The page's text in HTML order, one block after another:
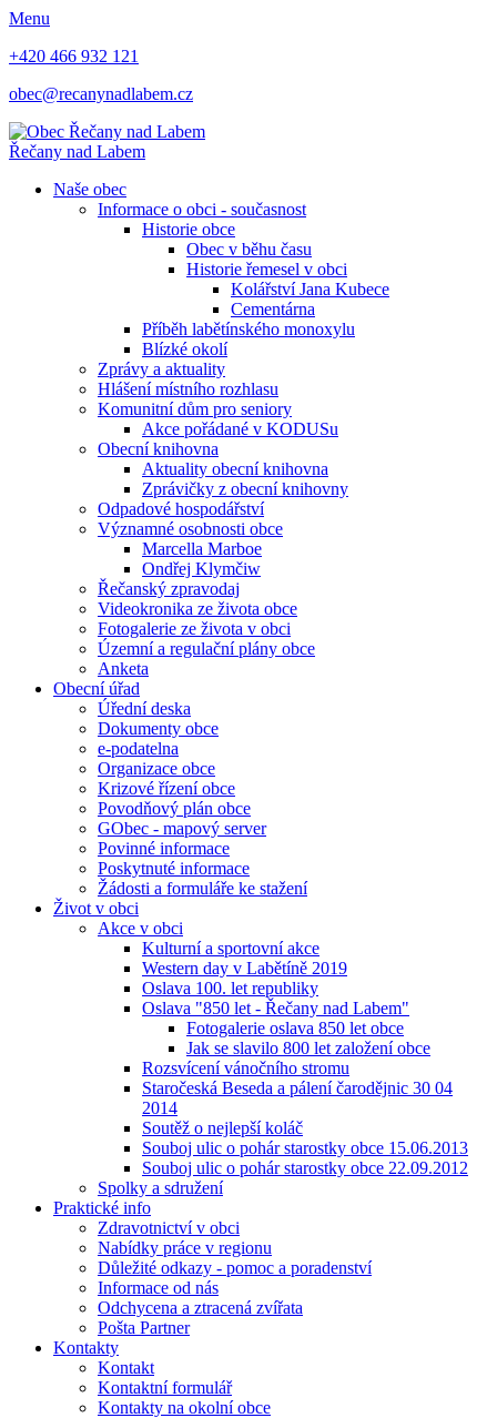
Menu
+420 466 932 121
obec@recanynadlabem.cz
Řečany nad Labem
Naše obec
Informace o obci - současnost
Historie obce
Obec v běhu času
Historie řemesel v obci
Kolářství Jana Kubece
Cementárna
Příběh labětínského monoxylu
Blízké okolí
Zprávy a aktuality
Hlášení místního rozhlasu
Komunitní dům pro seniory
Akce pořádané v KODUSu
Obecní knihovna
Aktuality obecní knihovna
Zprávičky z obecní knihovny
Odpadové hospodářství
Významné osobnosti obce
Marcella Marboe
Ondřej Klymčiw
Řečanský zpravodaj
Videokronika ze života obce
Fotogalerie ze života v obci
Územní a regulační plány obce
Anketa
Obecní úřad
Úřední deska
Dokumenty obce
e-podatelna
Organizace obce
Krizové řízení obce
Povodňový plán obce
GObec - mapový server
Povinné informace
Poskytnuté informace
Žádosti a formuláře ke stažení
Život v obci
Akce v obci
Kulturní a sportovní akce
Western day v Labětíně 2019
Oslava 100. let republiky
Oslava "850 let - Řečany nad Labem"
Fotogalerie oslava 850 let obce
Jak se slavilo 800 let založení obce
Rozsvícení vánočního stromu
Staročeská Beseda a pálení čarodějnic 30 04
2014
Soutěž o nejlepší koláč
Souboj ulic o pohár starostky obce 15.06.2013
Souboj ulic o pohár starostky obce 22.09.2012
Spolky a sdružení
Praktické info
Zdravotnictví v obci
Nabídky práce v regionu
Důležité odkazy - pomoc a poradenství
Informace od nás
Odchycena a ztracená zvířata
Pošta Partner
Kontakty
Kontakt
Kontaktní formulář
Kontakty na okolní obce